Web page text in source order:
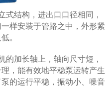
式结构，进出口口径相同，
样安装于管路之中，外形紧
。
加长轴上，轴向尺寸短，
，能有效地平稳泵运转产生
的运行平稳，振动小、噪音